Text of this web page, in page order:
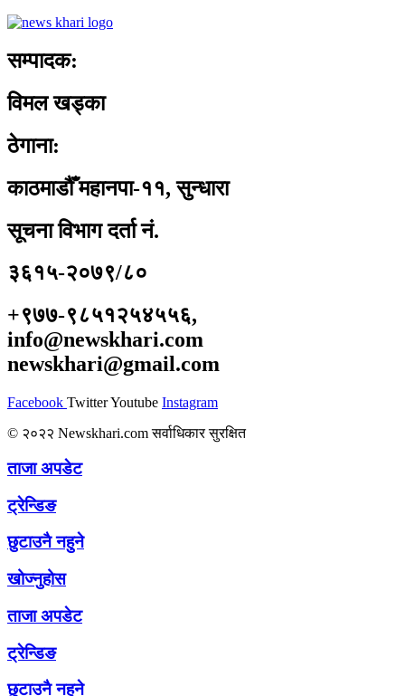
सम्पादक:
विमल खड्का
ठेगाना:
काठमाडौँ महानपा-११, सुन्धारा
सूचना विभाग दर्ता नं.
३६१५-२०७९/८०
+९७७-९८५१२५४५५६,
info@newskhari.com
newskhari@gmail.com
Facebook TwitterYoutube Instagram
© २०२२ Newskhari.com सर्वाधिकार सुरक्षित
ताजा अपडेट
ट्रेन्डिङ
छुटाउनै नहुने
खोज्नुहोस
ताजा अपडेट
ट्रेन्डिङ
छुटाउनै नहुने